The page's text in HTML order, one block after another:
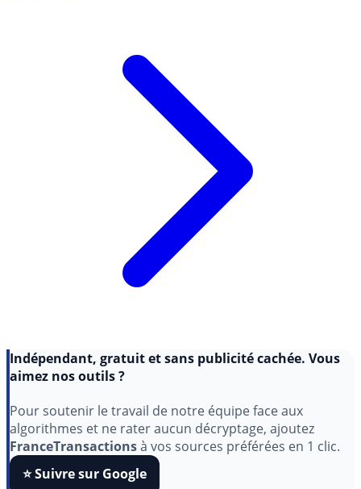
aimez nos outils ?
Pour soutenir le travail de notre équipe face aux
algorithmes et ne rater aucun décryptage, ajoutez
FranceTransactionsà vos sources préférées en 1 clic.